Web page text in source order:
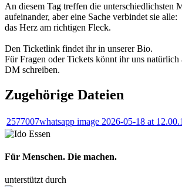
An diesem Tag treffen die unterschiedlichsten
aufeinander, aber eine Sache verbindet sie alle:
das Herz am richtigen Fleck.
Den Ticketlink findet ihr in unserer Bio.
Für Fragen oder Tickets könnt ihr uns natürlich
DM schreiben.
Zugehörige Dateien
2577007whatsapp image 2026-05-18 at
Für Menschen. Die machen.
unterstützt durch